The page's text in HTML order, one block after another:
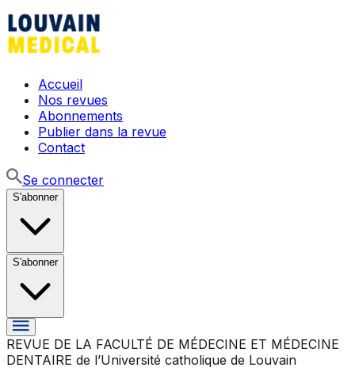
Accueil
Nos revues
Abonnements
Publier dans la revue
Contact
Se connecter
S'abonner
S'abonner
REVUE DE LA FACULTÉ DE MÉDECINE ET MÉDECINE
DENTAIRE de l’Université catholique de Louvain